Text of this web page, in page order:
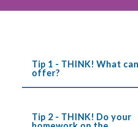
Tip 1 - THINK! What
offer?
Tip 2 - THINK! Do your